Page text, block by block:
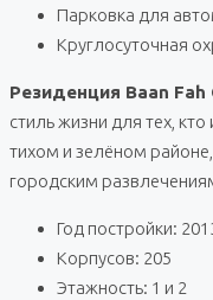
Парковка для
Круглосуточная
Резиденция Baan Fah
стиль жизни для тех,
тихом и зелёном
городским
Год постройки:
Корпусов: 205
Этажность: 1 и 2